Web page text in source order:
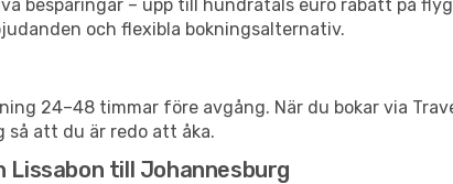
besparingar – upp till hundratals euro rabatt på
och flexibla bokningsalternativ.
24–48 timmar före avgång. När du bokar via
att du är redo att åka.
till Johannesburg